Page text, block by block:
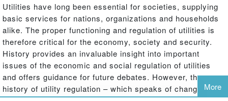
Utilities have long been essential for societies, supplying
basic services for nations, organizations and households
alike. The proper functioning and regulation of utilities is
therefore critical for the economy, society and security.
History provides an invaluable insight into important
issues of the economic and social regulation of utilities
and offers guidance for future debates. However, the
history of utility regulation – which speaks of changing,More